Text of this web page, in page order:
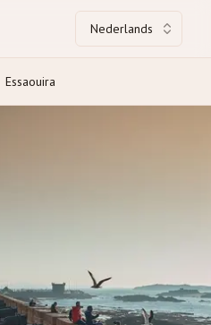
Nederlands
Essaouira